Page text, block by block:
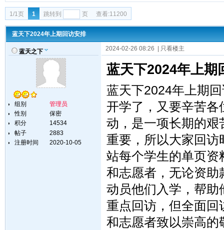
1/1页 1 跳转到 页 查看:11200
蓝天下2024年上期回访安排
蓝天之下
组别
管理员
性别
保密
积分
14534
帖子
2883
注册时间
2020-10-05
2024-02-26 08:26 | 只看楼主
蓝天下2024年上期
蓝天下2024年上期
开学了，又要辛苦各
动，是一项长期的艰
重要，所以大家回访
站每个学生的单页资
和志愿者，无论资助
动员他们入学，帮助
重点回访，但全面回
和志愿者致以崇高的